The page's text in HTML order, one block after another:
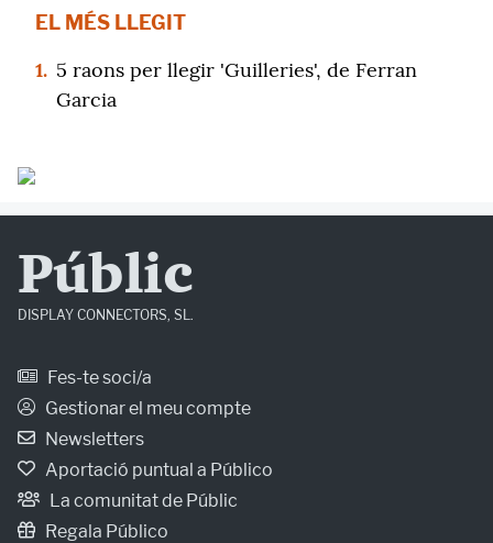
EL MÉS LLEGIT
1. 5 raons per llegir 'Guilleries', de Ferran
Garcia
Públic
DISPLAY CONNECTORS, SL.
Fes-te soci/a
Gestionar el meu compte
Newsletters
Aportació puntual a Público
La comunitat de Públic
Regala Público